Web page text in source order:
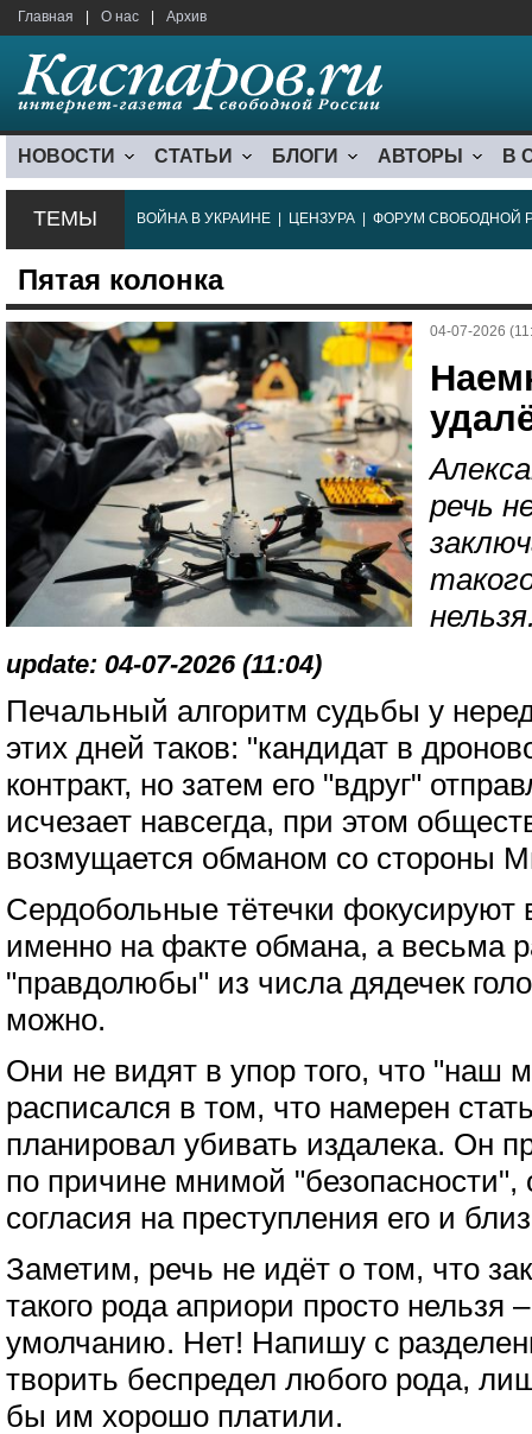
Главная О нас Архив
НОВОСТИ СТАТЬИ БЛОГИ АВТОРЫ В
ТЕМЫ ВОЙНА В УКРАИНЕ ЦЕНЗУРА ФОРУМ СВОБОДНОЙ
Пятая колонка
04-07-2026
речь
update: 04-07-2026 (11:04)
Печальный алгоритм судьбы у
этих дней таков: "кандидат в
контракт, но затем его "вдруг"
исчезает навсегда, при этом
возмущается обманом со стороны
Сердобольные тётечки фокусируют
именно на факте обмана, а весьма
"правдолюбы" из числа дядечек
можно.
Они не видят в упор того, что "наш
расписался в том, что намерен
планировал убивать издалека. Он
по причине мнимой "безопасности",
согласия на преступления его и
Заметим, речь не идёт о том, что
такого рода априори просто нельзя
умолчанию. Нет! Напишу с
творить беспредел любого рода,
бы им хорошо платили.